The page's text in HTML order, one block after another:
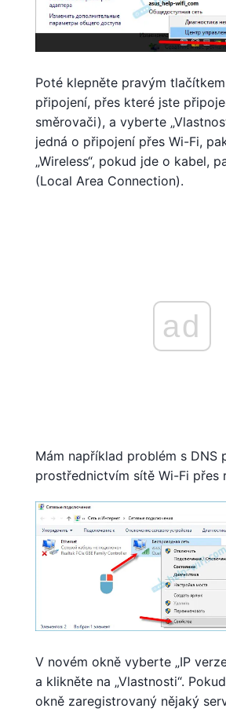
Poté klepněte pravým
připojení, přes které jste
směrovači), a vyberte
jedná o připojení přes Wi-Fi,
„Wireless“, pokud jde o kabel,
(Local Area Connection).
ad
Mám například problém s DNS
prostřednictvím sítě Wi-Fi přes
V novém okně vyberte „IP
a klikněte na „Vlastnosti“.
okně zaregistrovaný nějaký